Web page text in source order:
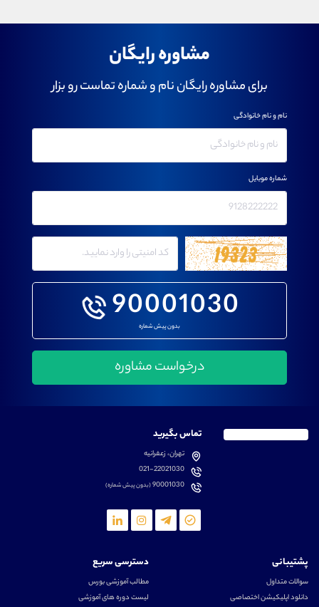
مشاوره رایگان
برای مشاوره رایگان نام و شماره تماست رو بزار
90001030
بدون پیش شماره
نام و نام خانوادگی
شماره موبایل
تماس بگیرید
تهران، زعفرانیه
021-22021030
90001030(بدون پیش شماره)
پشتیبانی
سوالات متداول
دانلود اپلیکیشن اختصاصی
دسترسی سریع
مطالب آموزشی بورس
لیست دوره های آموزشی